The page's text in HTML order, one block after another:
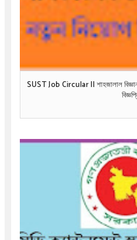
SUST Job Circular || শাহজালাল